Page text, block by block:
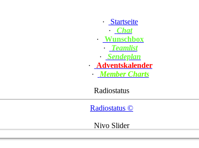
·
Startseite
·
Chat
·
Wunschbox
·
Teamlist
·
Sendeplan
·
Adventskalender
·
Member Charts
Radiostatus
Radiostatus ©
Nivo Slider